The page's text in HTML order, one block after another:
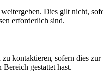
Dies gilt nicht,
erforderlich sind.
kontaktieren, sofern dies
gestattet hast.